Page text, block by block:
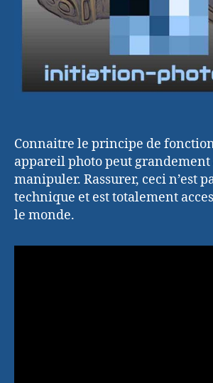
Connaitre le principe de
appareil photo peut grandement
manipuler. Rassurer, ceci n’est
technique et est totalement
le monde.